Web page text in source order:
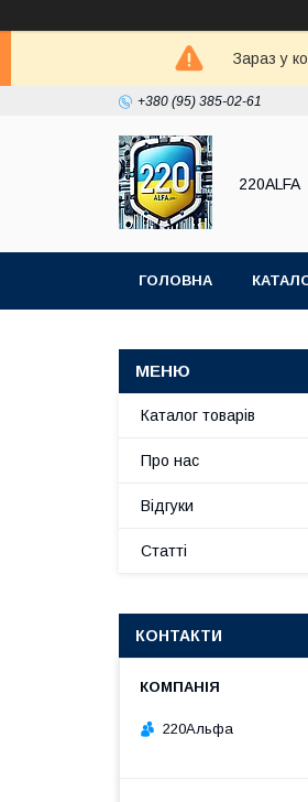
Зараз у
+380 (95) 385-02-61
220ALFA
ГОЛОВНА
Каталог товарів
Про нас
Відгуки
Статті
КОНТАКТИ
220Альфа